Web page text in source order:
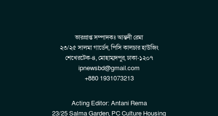
ভারপ্রাপ্ত সম্পাদকঃ আন্তনী রেমা
২৩/২৫ সালমা গার্ডেন, পিসি কালচার হাউজিং
শেখেরটেক-৪, মোহাম্মদপুর, ঢাকা-১২০৭
ipnewsbd@gmail.com
+880 1931073213
Acting Editor: Antani Rema
23/25 Salma Garden, PC Culture Housing